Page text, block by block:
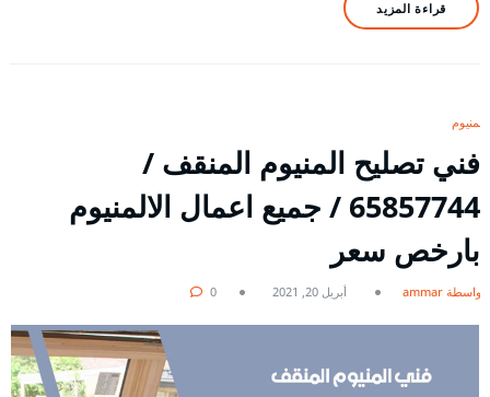
قراءة المزيد
المنيوم
فني تصليح المنيوم المنقف /
65857744 / جميع اعمال الالمنيوم
بارخص سعر
بواسطة ammar أبريل 20, 2021 0